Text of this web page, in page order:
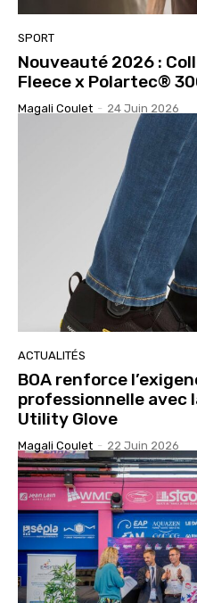
SPORT
Nouveauté 2026 :
Fleece x Polartec®
Magali Coulet - 24 Juin 2026
ACTUALITÉS
BOA renforce
professionnelle avec
Utility Glove
Magali Coulet - 22 Juin 2026